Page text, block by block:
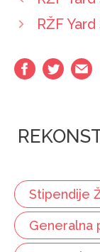
RŽF
Stipendije
Generalna